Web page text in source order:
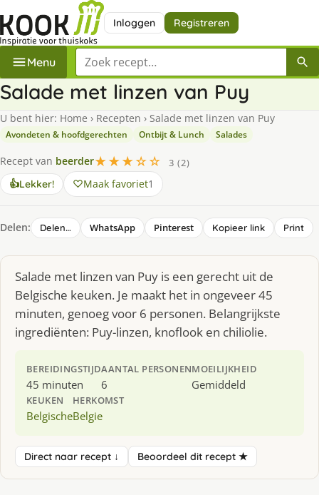
Inloggen Registreren
Menu Zoek een recept
Salade met linzen van Puy
U bent hier: Home › Recepten › Salade met linzen van Puy
Avondeten & hoofdgerechten Ontbijt & Lunch Salades
Recept van beerder★★★☆☆
3 (2)
👍Lekker! Maak favoriet1
Delen: Delen… WhatsApp Pinterest Kopieer link Print
Salade met linzen van Puy is een gerecht uit de
Belgische keuken. Je maakt het in ongeveer 45
minuten, genoeg voor 6 personen. Belangrijkste
ingrediënten: Puy-linzen, knoflook en chiliolie.
BEREIDINGSTIJD
45 minuten
AANTAL PERSONEN
6
MOEILIJKHEID
Gemiddeld
KEUKEN
Belgische
HERKOMST
Belgie
Direct naar recept ↓ Beoordeel dit recept ★